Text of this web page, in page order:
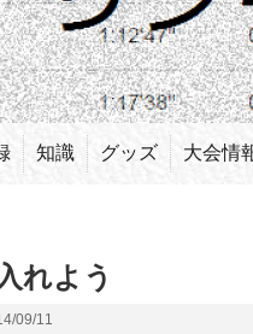
知識 グッズ 大会情
れよう
09/11